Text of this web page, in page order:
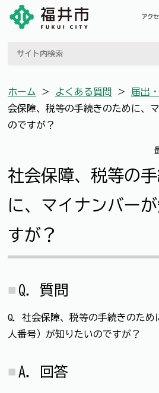
ホーム ＞ よくある質問 ＞ 届出
会保障、税等の手続きのために、
のですが？
社会保障、税等の
に、マイナンバー
すが？
Q．質問
Q．社会保障、税等の手続きのため
人番号）が知りたいのですが？
A．回答